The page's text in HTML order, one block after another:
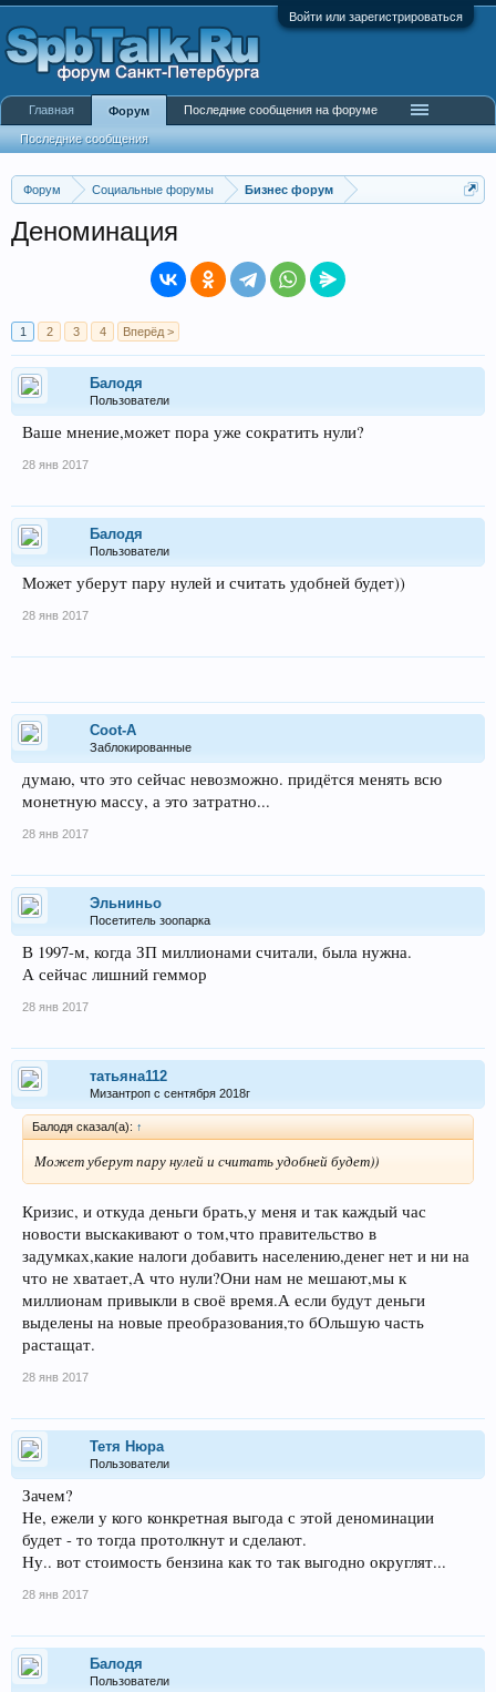
Войти или зарегистрироваться
Форум Социальные форумы Бизнес форум
Деноминация
1 2 3 4 Вперёд >
Балодя
Пользователи
Ваше мнение,может пора уже сократить нули?
28 янв 2017
Балодя
Пользователи
Может уберут пару нулей и считать удобней будет))
28 янв 2017
Coot-A
Заблокированные
думаю, что это сейчас невозможно. придётся менять всю
монетную массу, а это затратно...
28 янв 2017
Эльниньо
Посетитель зоопарка
В 1997-м, когда ЗП миллионами считали, была нужна.
А сейчас лишний геммор
28 янв 2017
татьяна112
Мизантроп с сентября 2018г
Балодя сказал(а): ↑
Может уберут пару нулей и считать удобней будет))
Кризис, и откуда деньги брать,у меня и так каждый час
новости выскакивают о том,что правительство в
задумках,какие налоги добавить населению,денег нет и ни на
что не хватает,А что нули?Они нам не мешают,мы к
миллионам привыкли в своё время.А если будут деньги
выделены на новые преобразования,то бОльшую часть
растащат.
28 янв 2017
Тетя Нюра
Пользователи
Зачем?
Не, ежели у кого конкретная выгода с этой деноминации
будет - то тогда протолкнут и сделают.
Ну.. вот стоимость бензина как то так выгодно округлят...
28 янв 2017
Балодя
Пользователи
Главная Форум
Последние сообщения
Последние сообщения на форуме